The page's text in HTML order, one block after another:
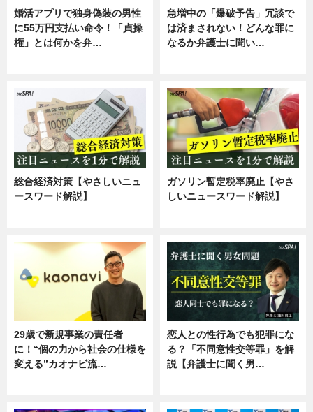
婚活アプリで独身偽装の男性
に55万円支払い命令！「貞操
権」とは何かを弁…
急増中の「爆破予告」冗談で
は済まされない！どんな罪に
なるか弁護士に聞い…
総合経済対策【やさしいニュ
ースワード解説】
ガソリン暫定税率廃止【やさ
しいニュースワード解説】
29歳で新規事業の責任者
に！“個の力から社会の仕様を
変える”カオナビ流…
恋人との性行為でも犯罪にな
る？「不同意性交等罪」を解
説【弁護士に聞く男…